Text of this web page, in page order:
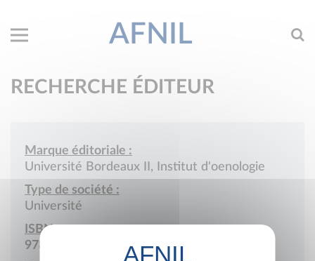
AFNIL
RECHERCHE ÉDITEUR
Marque éditoriale :
Université Bordeaux II, Institut d'oenologie
Type de société :
Université
ISBN :
978-2-902267